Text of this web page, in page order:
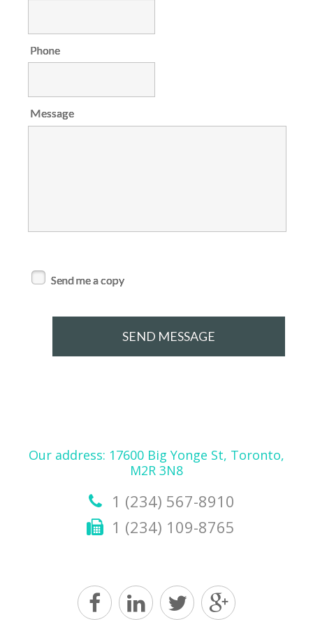
Phone
Message
Send me a copy
Our address: 17600 Big Yonge St, Toronto,
M2R 3N8
1 (234) 567-8910
1 (234) 109-8765